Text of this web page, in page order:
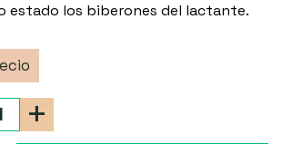
estado los biberones del lactante.
+